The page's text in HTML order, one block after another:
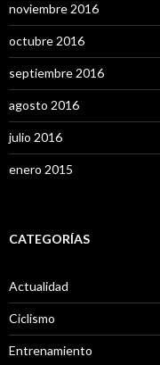
noviembre 2016
octubre 2016
septiembre 2016
agosto 2016
julio 2016
enero 2015
CATEGORÍAS
Actualidad
Ciclismo
Entrenamiento